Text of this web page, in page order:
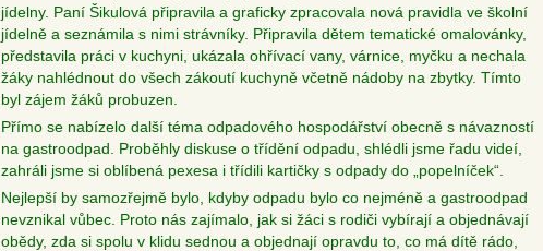
jídelny. Paní Šikulová připravila a graficky zpracovala nová pravidla ve školní
jídelně a seznámila s nimi strávníky. Připravila dětem tematické omalovánky,
představila práci v kuchyni, ukázala ohřívací vany, várnice, myčku a nechala
žáky nahlédnout do všech zákoutí kuchyně včetně nádoby na zbytky. Tímto
byl zájem žáků probuzen.
Přímo se nabízelo další téma odpadového hospodářství obecně s návazností
na gastroodpad. Proběhly diskuse o třídění odpadu, shlédli jsme řadu videí,
zahráli jsme si oblíbená pexesa i třídili kartičky s odpady do „popelníček“.
Nejlepší by samozřejmě bylo, kdyby odpadu bylo co nejméně a gastroodpad
nevznikal vůbec. Proto nás zajímalo, jak si žáci s rodiči vybírají a objednávají
obědy, zda si spolu v klidu sednou a objednají opravdu to, co má dítě rádo,